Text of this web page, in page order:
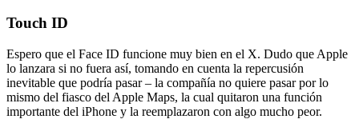
Touch ID
Espero que el Face ID funcione muy bien en el X. Dudo que Apple
lo lanzara si no fuera así, tomando en cuenta la repercusión
inevitable que podría pasar – la compañía no quiere pasar por lo
mismo del fiasco del Apple Maps, la cual quitaron una función
importante del iPhone y la reemplazaron con algo mucho peor.